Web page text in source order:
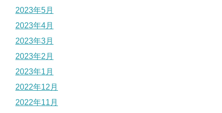
2023年5月
2023年4月
2023年3月
2023年2月
2023年1月
2022年12月
2022年11月